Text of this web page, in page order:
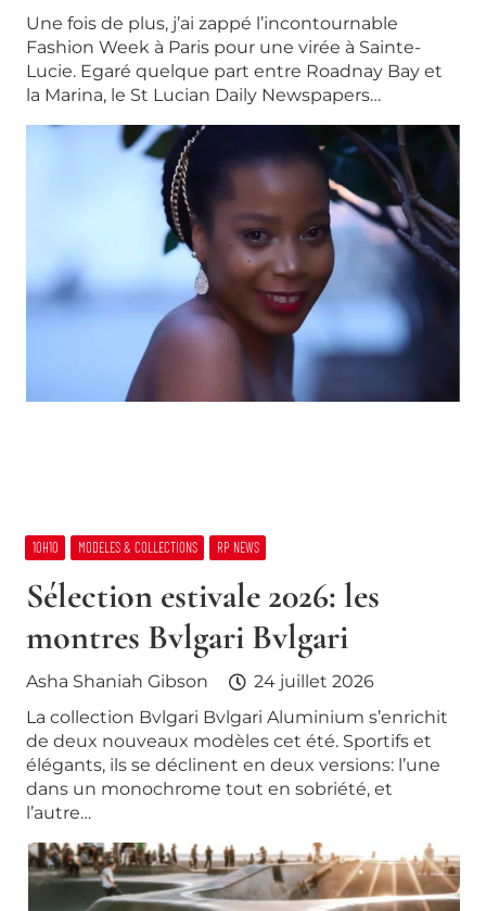
Une fois de plus, j’ai zappé l’incontournable
Fashion Week à Paris pour une virée à Sainte-
Lucie. Egaré quelque part entre Roadnay Bay et
la Marina, le St Lucian Daily Newspapers…
10H10 MODELES & COLLECTIONS RP NEWS
Sélection estivale 2026: les
montres Bvlgari Bvlgari
Asha Shaniah Gibson
24 juillet 2026
La collection Bvlgari Bvlgari Aluminium s’enrichit
de deux nouveaux modèles cet été. Sportifs et
élégants, ils se déclinent en deux versions: l’une
dans un monochrome tout en sobriété, et
l’autre…